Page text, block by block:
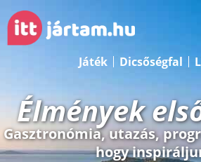
Játék Dicsőségfal
Élmények
Gasztronómia, utazás,
hogy